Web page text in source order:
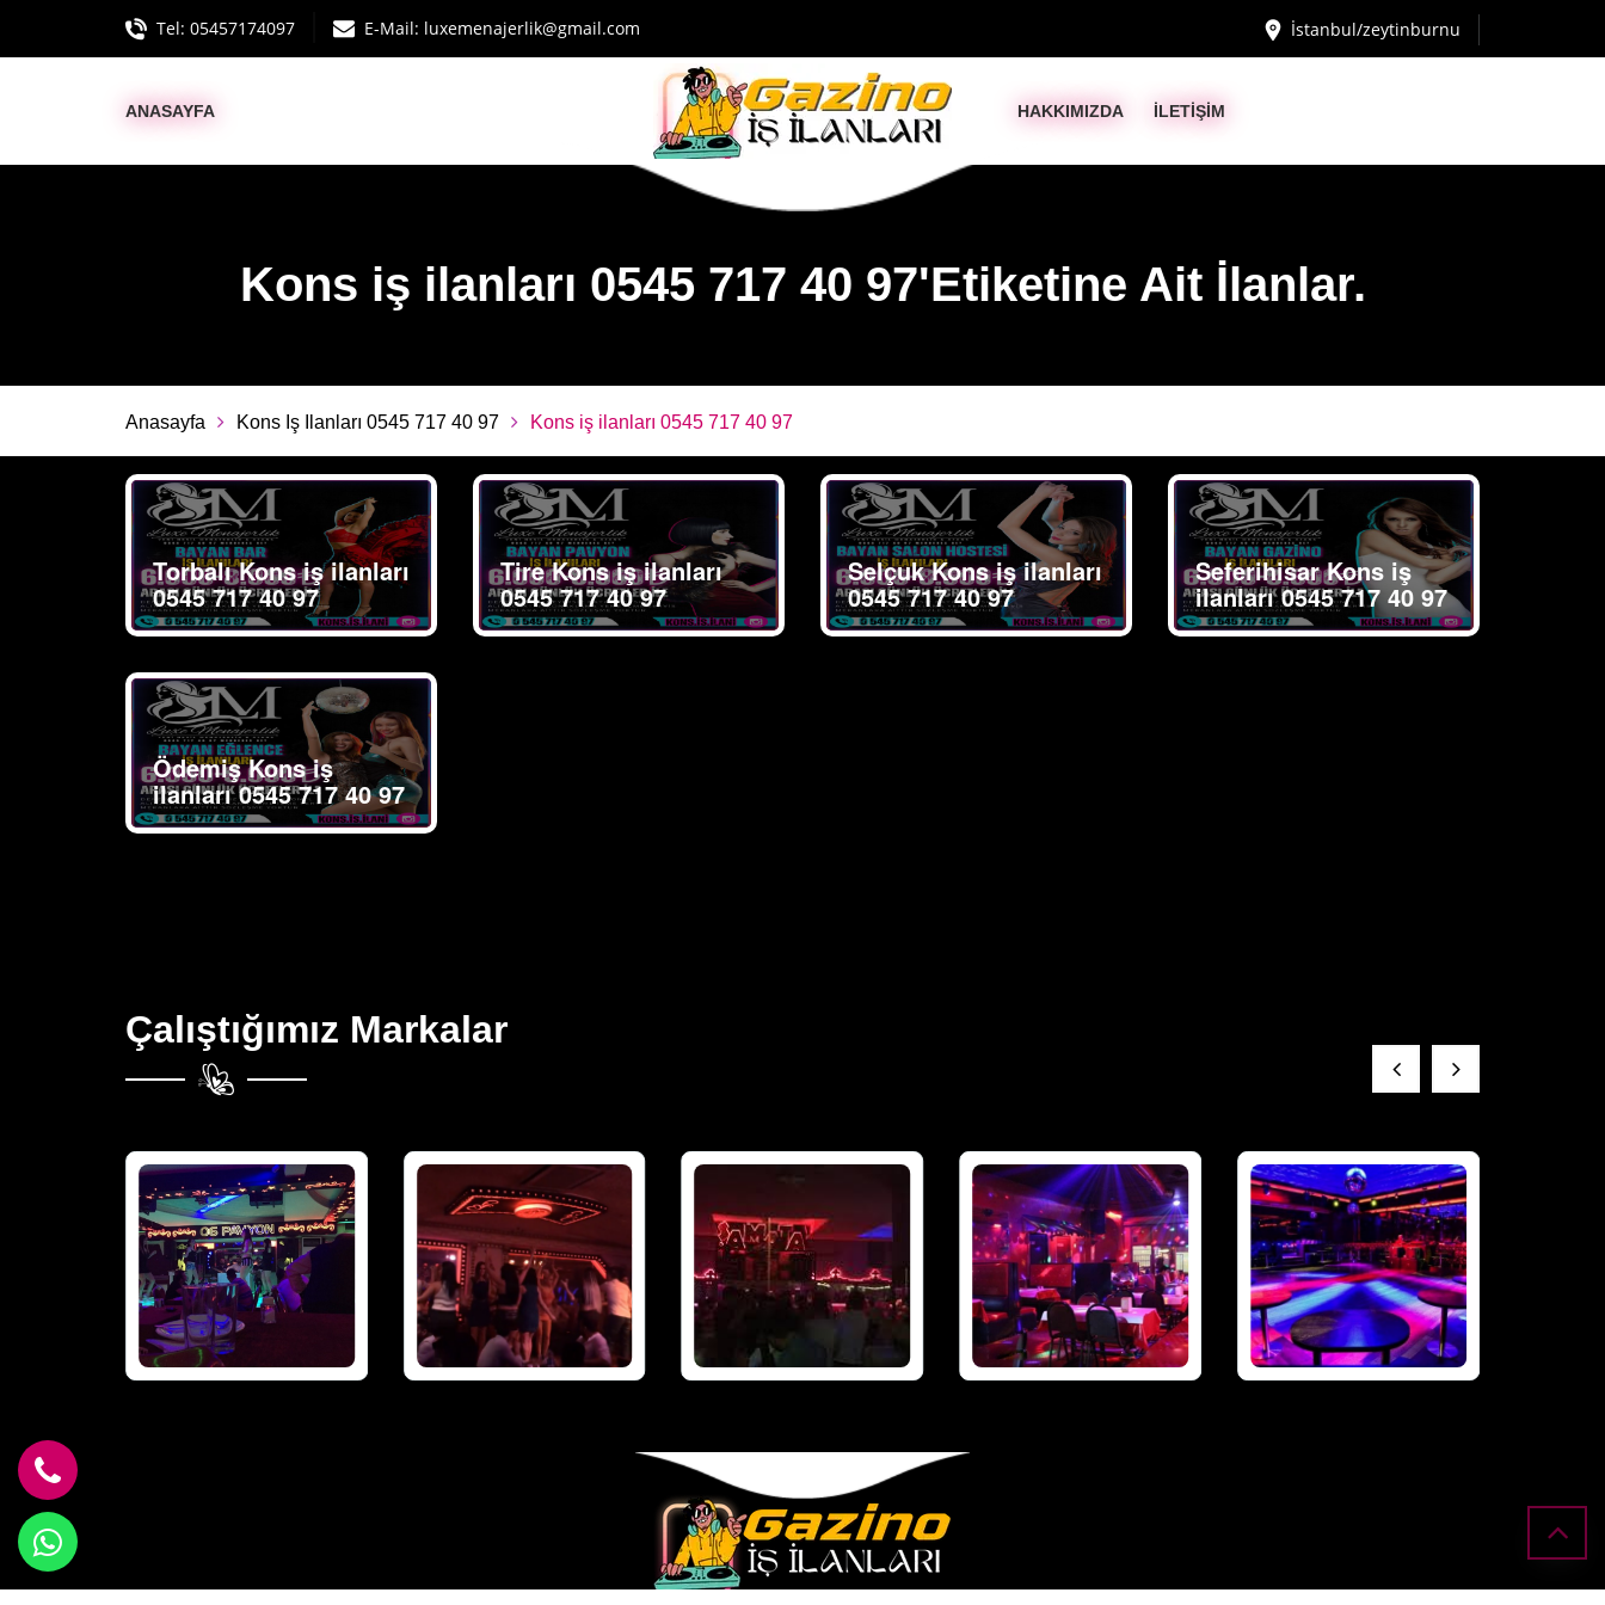
Tel: 05457174097 E-Mail: luxemenajerlik@gmail.com İstanbul/zeytinburnu
ANASAYFA HAKKIMIZDA İLETİŞİM
Kons iş ilanları 0545 717 40 97'Etiketine Ait İlanlar.
Anasayfa Kons Iş Ilanları 0545 717 40 97 Kons iş ilanları 0545 717 40 97
Torbalı Kons iş ilanları
0545 717 40 97
Tire Kons iş ilanları
0545 717 40 97
Selçuk Kons iş ilanları
0545 717 40 97
Seferihisar Kons iş
ilanları 0545 717 40 97
Ödemiş Kons iş
ilanları 0545 717 40 97
Çalıştığımız Markalar